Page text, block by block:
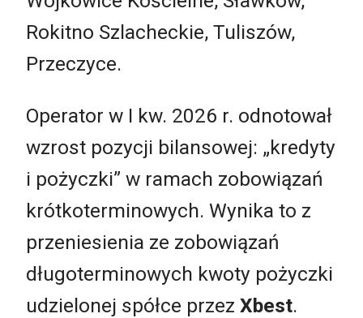
Rokitno Szlacheckie, Tuliszów,
Przeczyce.
Operator w I kw. 2026 r. odnotował
wzrost pozycji bilansowej: „kredyty
i pożyczki” w ramach zobowiązań
krótkoterminowych. Wynika to z
przeniesienia ze zobowiązań
długoterminowych kwoty pożyczki
udzielonej spółce przez Xbest.